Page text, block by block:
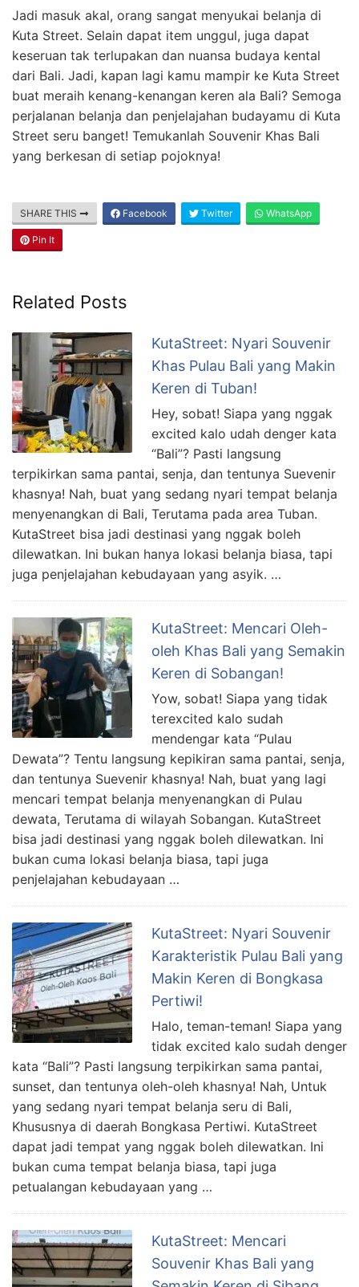
Jadi masuk akal, orang sangat menyukai belanja di
Kuta Street. Selain dapat item unggul, juga dapat
keseruan tak terlupakan dan nuansa budaya kental
dari Bali. Jadi, kapan lagi kamu mampir ke Kuta Street
buat meraih kenang-kenangan keren ala Bali? Semoga
perjalanan belanja dan penjelajahan budayamu di Kuta
Street seru banget! Temukanlah Souvenir Khas Bali
yang berkesan di setiap pojoknya!
SHARE THIS Facebook Twitter WhatsApp
Pin It
Related Posts
KutaStreet: Nyari Souvenir
Khas Pulau Bali yang Makin
Keren di Tuban!
Hey, sobat! Siapa yang nggak
excited kalo udah denger kata
“Bali”? Pasti langsung
terpikirkan sama pantai, senja, dan tentunya Suevenir
khasnya! Nah, buat yang sedang nyari tempat belanja
menyenangkan di Bali, Terutama pada area Tuban.
KutaStreet bisa jadi destinasi yang nggak boleh
dilewatkan. Ini bukan hanya lokasi belanja biasa, tapi
juga penjelajahan kebudayaan yang asyik. …
KutaStreet: Mencari Oleh-
oleh Khas Bali yang Semakin
Keren di Sobangan!
Yow, sobat! Siapa yang tidak
terexcited kalo sudah
mendengar kata “Pulau
Dewata”? Tentu langsung kepikiran sama pantai, senja,
dan tentunya Suevenir khasnya! Nah, buat yang lagi
mencari tempat belanja menyenangkan di Pulau
dewata, Terutama di wilayah Sobangan. KutaStreet
bisa jadi destinasi yang nggak boleh dilewatkan. Ini
bukan cuma lokasi belanja biasa, tapi juga
penjelajahan kebudayaan …
KutaStreet: Nyari Souvenir
Karakteristik Pulau Bali yang
Makin Keren di Bongkasa
Pertiwi!
Halo, teman-teman! Siapa yang
tidak excited kalo sudah denger
kata “Bali”? Pasti langsung terpikirkan sama pantai,
sunset, dan tentunya oleh-oleh khasnya! Nah, Untuk
yang sedang nyari tempat belanja seru di Bali,
Khususnya di daerah Bongkasa Pertiwi. KutaStreet
dapat jadi tempat yang nggak boleh dilewatkan. Ini
bukan cuma tempat belanja biasa, tapi juga
petualangan kebudayaan yang …
KutaStreet: Mencari
Souvenir Khas Bali yang